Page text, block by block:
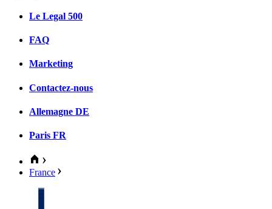
Le Legal 500
FAQ
Marketing
Contactez-nous
Allemagne DE
Paris FR
France